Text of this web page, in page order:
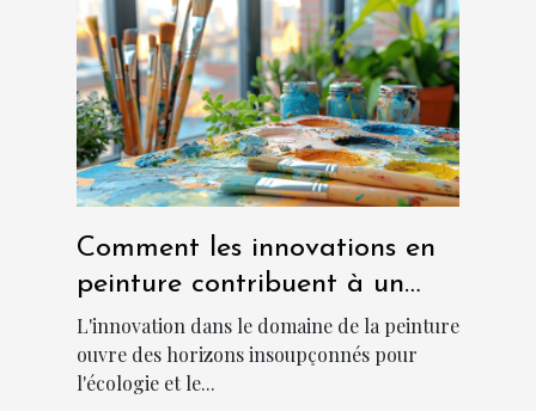
Comment les innovations en
peinture contribuent à un
environnement plus frais et
durable
L'innovation dans le domaine de la peinture
ouvre des horizons insoupçonnés pour
l'écologie et le...